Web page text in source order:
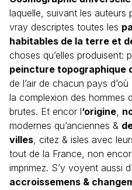
laquelle, suivant les
vray descriptes toutes les
habitables de la terre et
choses qu’elles produisent:
peincture topographique
de l’air de chacun pays
la complexion des hommes
brutes. Et encor l ‘origine,
modernes qu’anciennes &
villes, citez & isles avec
tout de la France, non
imprimez. S’y voyent aussi
accroissemens &